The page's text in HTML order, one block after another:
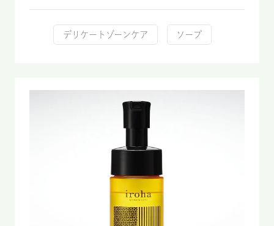
デリケートゾーンケア ソープ